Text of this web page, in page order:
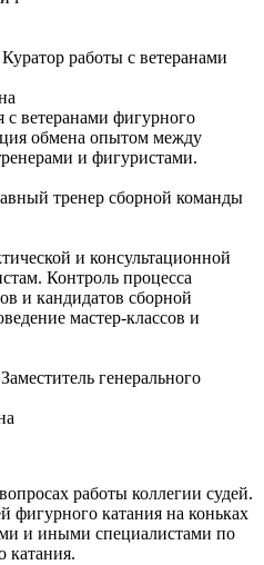
Куратор работы с ветеранами
с ветеранами фигурного
обмена опытом между
и фигуристами.
тренер сборной команды
и консультационной
Контроль процесса
и кандидатов сборной
мастер-классов и
Заместитель генерального
работы коллегии судей.
фигурного катания на коньках
и иными специалистами по
катания.